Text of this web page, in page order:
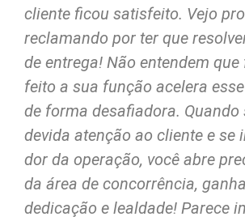
cliente ficou satisfeito. Vejo
reclamando por ter que
de entrega! Não entendem que
feito a sua função acelera
de forma desafiadora. Quando
devida atenção ao cliente e se
dor da operação, você abre
da área de concorrência,
dedicação e lealdade! Parece